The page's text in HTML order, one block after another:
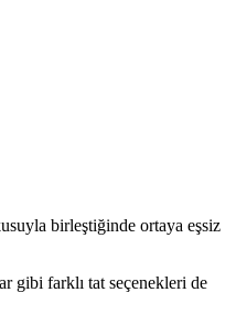
birleştiğinde ortaya eşsiz
gibi farklı tat seçenekleri de